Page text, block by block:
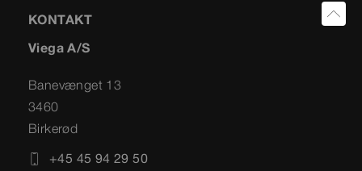
KONTAKT
Viega A/S
Banevænget 13
3460
Birkerød
+45 45 94 29 50